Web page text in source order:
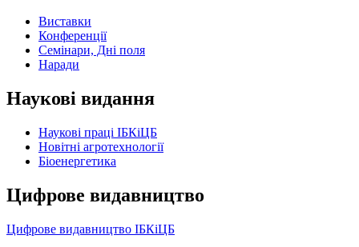
Виставки
Конференції
Семінари, Дні поля
Наради
Наукові видання
Наукові праці ІБКіЦБ
Новітні агротехнології
Бiоенергетика
Цифрове видавництво
Цифрове видавництво ІБКіЦБ